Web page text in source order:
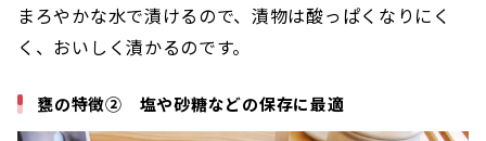
まろやかな水で漬けるので、漬物は酸っぱくなりにく
く、おいしく漬かるのです。
甕の特徴② 塩や砂糖などの保存に最適